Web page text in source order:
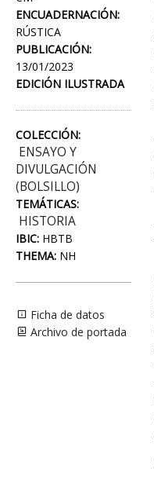
ENCUADERNACIÓN:
RÚSTICA
PUBLICACIÓN:
13/01/2023
EDICIÓN ILUSTRADA
COLECCIÓN:
ENSAYO Y
DIVULGACIÓN
(BOLSILLO)
TEMÁTICAS:
HISTORIA
IBIC: HBTB
THEMA: NH
Ficha de datos
Archivo de portada